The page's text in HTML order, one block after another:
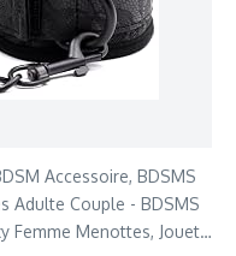
Accessoire, BDSMS
Adulte Couple - BDSMS
Femme Menottes, Jouets